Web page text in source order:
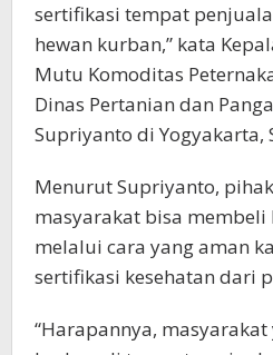
sertifikasi tempat
hewan kurban,” kata
Mutu Komoditas
Dinas Pertanian dan
Supriyanto di Yogyakarta,
Menurut Supriyanto,
masyarakat bisa membeli
melalui cara yang aman
sertifikasi kesehatan dari
“Harapannya,